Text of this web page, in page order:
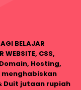
BELAJAR
WEBSITE, CSS,
Domain, Hosting,
menghabiskan
Duit jutaan rupiah